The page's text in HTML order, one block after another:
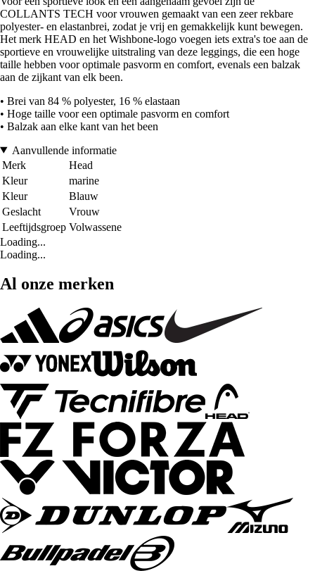
COLLANTS TECH voor vrouwen gemaakt van een zeer rekbare
polyester- en elastanbrei, zodat je vrij en gemakkelijk kunt bewegen.
Het merk HEAD en het Wishbone-logo voegen iets extra's toe aan de
sportieve en vrouwelijke uitstraling van deze leggings, die een hoge
taille hebben voor optimale pasvorm en comfort, evenals een balzak
aan de zijkant van elk been.
• Brei van 84 % polyester, 16 % elastaan
• Hoge taille voor een optimale pasvorm en comfort
• Balzak aan elke kant van het been
Aanvullende informatie
Merk
Head
Kleur
marine
Kleur
Blauw
Geslacht
Vrouw
Leeftijdsgroep Volwassene
Loading...
Loading...
Al onze merken